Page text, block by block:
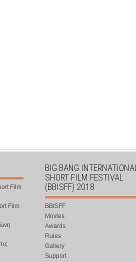
Film
Film
BIG BANG INTERNATIONAL
SHORT FILM FESTIVAL
(BBISFF) 2018
BBISFF
Movies
Awards
Rules
Gallery
Support